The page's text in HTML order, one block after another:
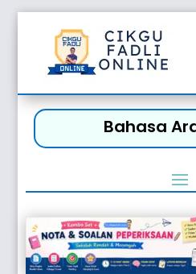
Bahasa